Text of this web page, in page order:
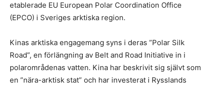
etablerade EU European Polar Coordination Office
(EPCO) i Sveriges arktiska region.
Kinas arktiska engagemang syns i deras ”Polar Silk
Road”, en förlängning av Belt and Road Initiative in i
polarområdenas vatten. Kina har beskrivit sig självt som
en ”nära-arktisk stat” och har investerat i Rysslands